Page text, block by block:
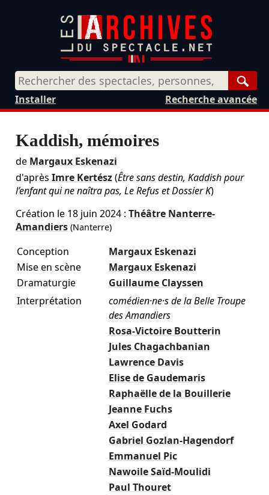
Recherche avancée
Installer
Kaddish, mémoires
de Margaux Eskenazi
d'après Imre Kertész(Être sans destin, Kaddish pour
l’enfant qui ne naîtra pas, Le Refus et Dossier K)
Création le 18 juin 2024: Théâtre Nanterre-
Amandiers(Nanterre)
Conception
Margaux Eskenazi
Mise en scène
Margaux Eskenazi
Dramaturgie
Guillaume Clayssen
Interprétation
comédien·ne·s de la Belle Troupe
des Amandiers
Rosa-Victoire Boutterin
Jules Chagachbanian
Lawrence Davis
Elise de Gaudemaris
Raphaëlle de la Bouillerie
Jeanne Fuchs
Axel Godard
Gabriel Gozlan-Hagendorf
Emmanuel Pic
Nawoile Saïd-Moulidi
Paul Thouret